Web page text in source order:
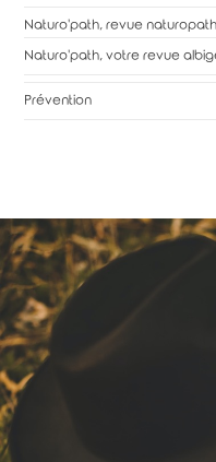
Naturo'path, revue
Naturo'path, votre revue
Prévention